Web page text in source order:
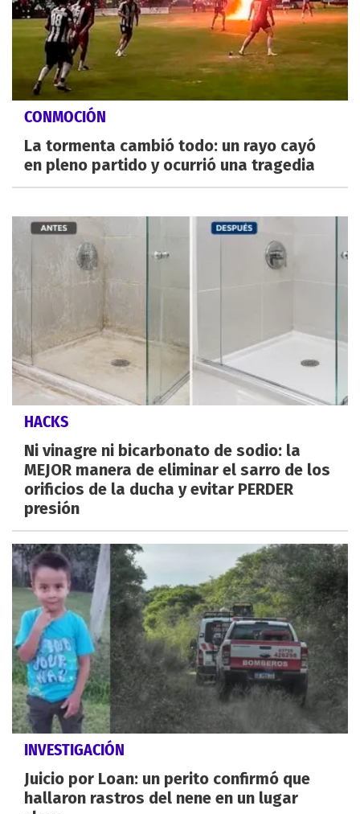
CONMOCIÓN
La tormenta cambió todo: un rayo cayó
en pleno partido y ocurrió una tragedia
HACKS
Ni vinagre ni bicarbonato de sodio: la
MEJOR manera de eliminar el sarro de los
orificios de la ducha y evitar PERDER
presión
INVESTIGACIÓN
Juicio por Loan: un perito confirmó que
hallaron rastros del nene en un lugar